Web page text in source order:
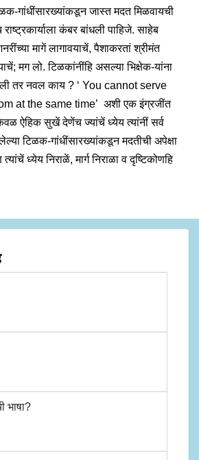
गांधींसारख्यांकडून जास्त मदत मिळवायची
कंबर बांधली पाहिजे. साहेब
मागें लागावयाचें, पैशाकरतां श्रीमंत
मग लो. टिळकांनींहि असल्याभिक्षेक-यांना
तर नवल काय ? ‘ You cannot serve
at the same time’ अशी एक इंग्रजींत
ऐहिक सुखें देणेंच ज्यांचें ध्येय त्यांनीं सर्व
टिळक-गांधींसारख्यांकडून मदतीची अपेक्षा
ध्येय निराळें, मार्ग निराळा व दृष्टिकोणहि
भाषा?